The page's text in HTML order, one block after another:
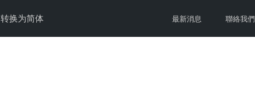
转换为简体 最新消息 聯絡我們